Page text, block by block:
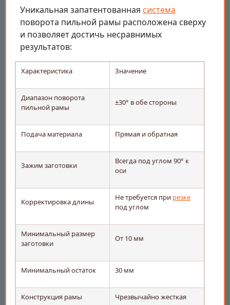
Уникальная запатентованная система
поворота пильной рамы расположена сверху
и позволяет достичь несравнимых
результатов:
Характеристика Значение
Диапазон поворота
пильной рамы
±30° в обе стороны
Подача материала Прямая и обратная
Зажим заготовки
Всегда под углом 90° к
оси
Корректировка длины Не требуется при резке
под углом
Минимальный размер
заготовки
От 10 мм
Минимальный остаток 30 мм
Конструкция рамы Чрезвычайно жесткая